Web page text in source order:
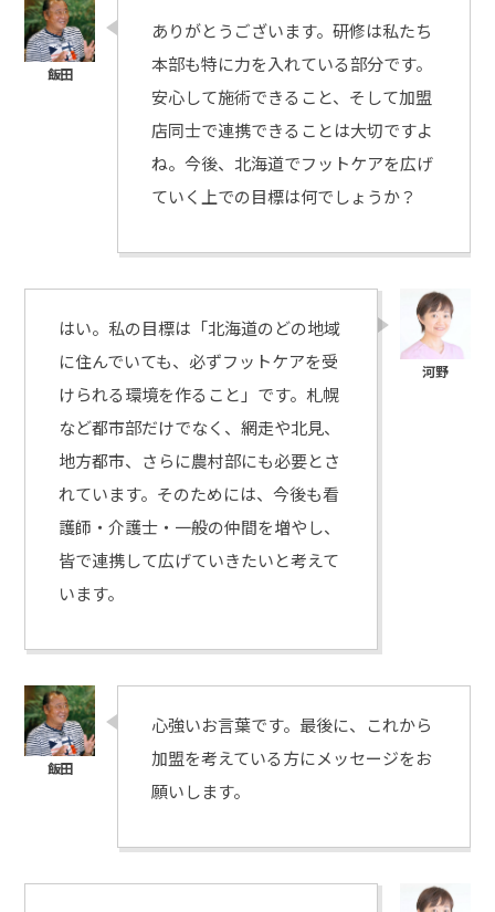
ありがとうございます。研修は私たち
本部も特に力を入れている部分です。
安心して施術できること、そして加盟
店同士で連携できることは大切ですよ
ね。今後、北海道でフットケアを広げ
ていく上での目標は何でしょうか？
はい。私の目標は「北海道のどの地域
に住んでいても、必ずフットケアを受
けられる環境を作ること」です。札幌
など都市部だけでなく、網走や北見、
地方都市、さらに農村部にも必要とさ
れています。そのためには、今後も看
護師・介護士・一般の仲間を増やし、
皆で連携して広げていきたいと考えて
います。
心強いお言葉です。最後に、これから
加盟を考えている方にメッセージをお
願いします。